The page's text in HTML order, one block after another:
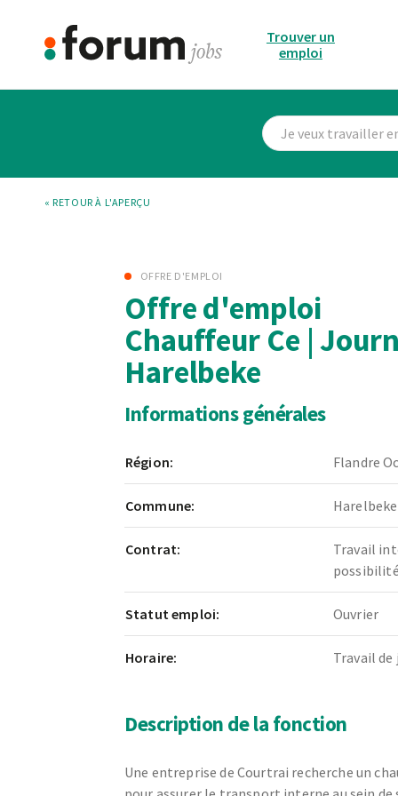
Trouver un
emploi
« RETOUR À L'APERÇU
OFFRE D'EMPLOI
Offre d'emploi
Chauffeur Ce |
Harelbeke
Informations générales
Région: Flandre
Commune: Harelbeke
Contrat:
Travail
Statut emploi: Ouvrier
Horaire: Travail de
Description de la fonction
Une entreprise de Courtrai recherche un